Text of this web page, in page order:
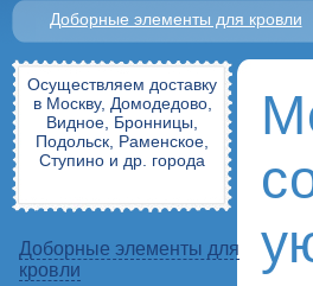
Доборные элементы для кровли
Осуществляем доставку
в Москву, Домодедово,
Видное, Бронницы,
Подольск, Раменское,
Ступино и др. города
Доборные элементы для
кровли